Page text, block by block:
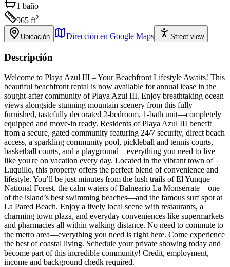
1 baño
965 ft2
Ubicación Dirección en Google Maps Street view
Descripción
Welcome to Playa Azul III – Your Beachfront Lifestyle Awaits! This
beautiful beachfront rental is now available for annual lease in the
sought-after community of Playa Azul III. Enjoy breathtaking ocean
views alongside stunning mountain scenery from this fully
furnished, tastefully decorated 2-bedroom, 1-bath unit—completely
equipped and move-in ready. Residents of Playa Azul III benefit
from a secure, gated community featuring 24/7 security, direct beach
access, a sparkling community pool, pickleball and tennis courts,
basketball courts, and a playground—everything you need to live
like you're on vacation every day. Located in the vibrant town of
Luquillo, this property offers the perfect blend of convenience and
lifestyle. You’ll be just minutes from the lush trails of El Yunque
National Forest, the calm waters of Balneario La Monserrate—one
of the island’s best swimming beaches—and the famous surf spot at
La Pared Beach. Enjoy a lively local scene with restaurants, a
charming town plaza, and everyday conveniences like supermarkets
and pharmacies all within walking distance. No need to commute to
the metro area—everything you need is right here. Come experience
the best of coastal living. Schedule your private showing today and
become part of this incredible community! Credit, employment,
income and background chedk required.